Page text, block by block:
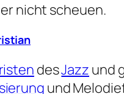
nicht scheuen.
desJazz und
und